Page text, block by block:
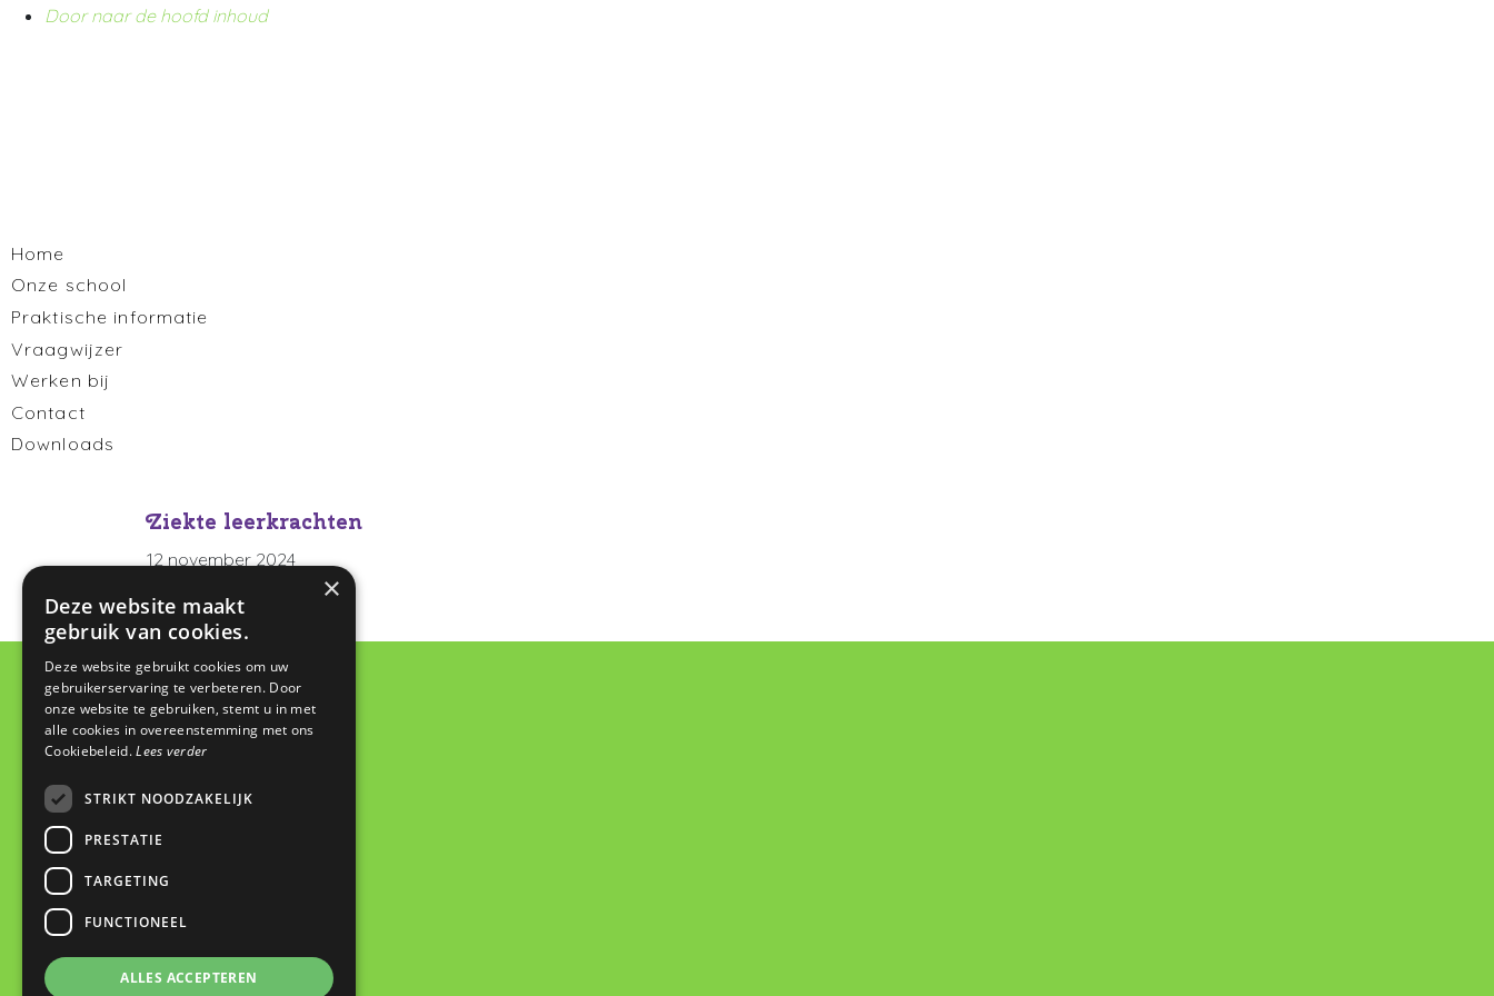
Door naar de hoofd inhoud
Home
Onze school
Praktische informatie
Vraagwijzer
Werken bij
Contact
Downloads
Ziekte leerkrachten
12 november 2024
9 januari 2020
Contact
Basisschool De Wegwijzer
De Looch 13
4133 DK Vianen
0347 372673
administratie@dewegwijzervianen.nl
×
Deze website maakt
gebruik van cookies.
Deze website gebruikt cookies om uw
gebruikerservaring te verbeteren. Door
onze website te gebruiken, stemt u in met
alle cookies in overeenstemming met ons
Cookiebeleid.Lees verder
STRIKT NOODZAKELIJK
PRESTATIE
TARGETING
FUNCTIONEEL
ALLES ACCEPTEREN